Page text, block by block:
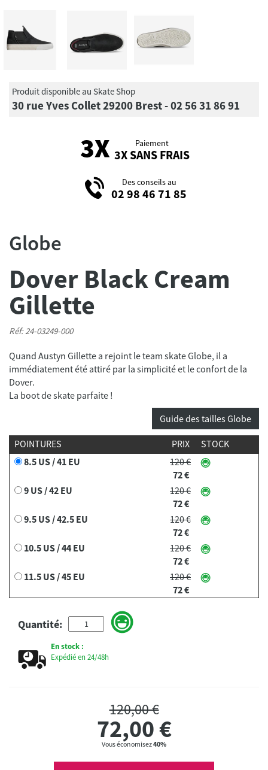
Produit disponible au Skate Shop
30 rue Yves Collet 29200 Brest - 02 56 31 86 91
Paiement
3X SANS FRAIS
Des conseils au
02 98 46 71 85
Globe
Dover Black Cream
Gillette
Réf: 24-03249-000
Quand Austyn Gillette a rejoint le team skate Globe, il a
immédiatement été attiré par la simplicité et le confort de la
Dover.
La boot de skate parfaite !
Guide des tailles Globe
POINTURES PRIX
STOCK
8.5 US / 41 EU
120 €
72 €
9 US / 42 EU
120 €
72 €
9.5 US / 42.5 EU
120 €
72 €
10.5 US / 44 EU
120 €
72 €
11.5 US / 45 EU
120 €
72 €
Quantité:
En stock :
Expédié en 24/48h
120,00 €
72,00€
Vous économisez40%